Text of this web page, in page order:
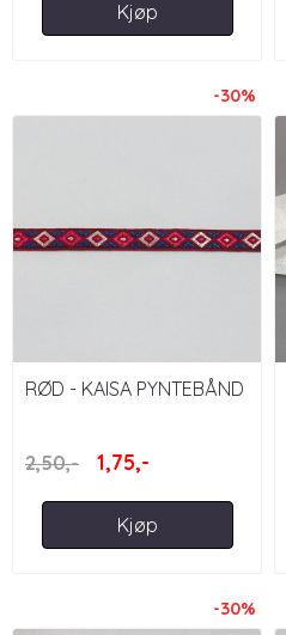
Kjøp
-30%
RØD - KAISA PYNTEBÅND
2,50,-
1,75,-
Kjøp
-30%